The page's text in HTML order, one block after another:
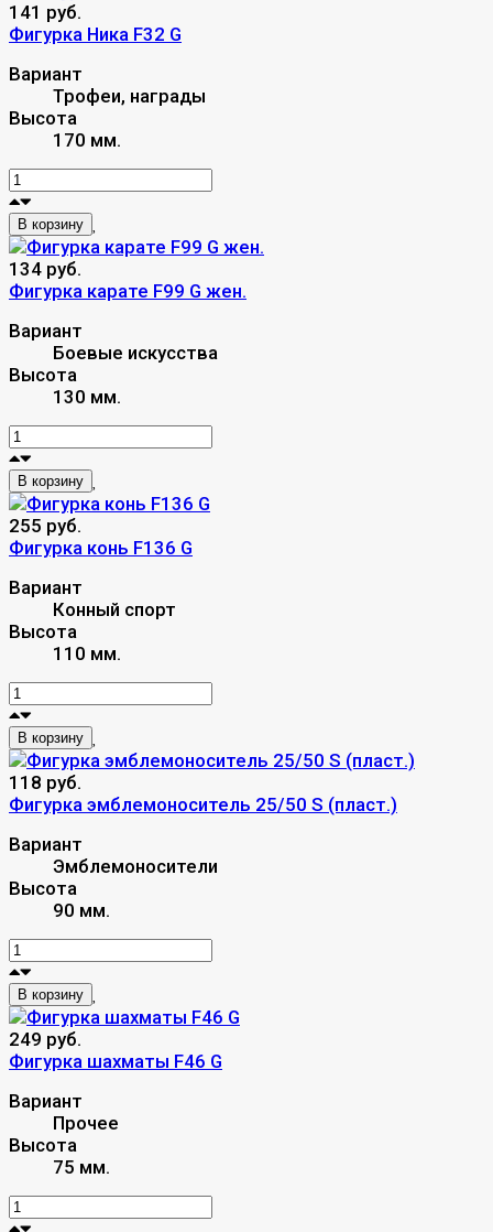
141 руб.
Фигурка Ника F32 G
Вариант
Трофеи, награды
Высота
170 мм.
В корзину
134 руб.
Фигурка карате F99 G жен.
Вариант
Боевые искусства
Высота
130 мм.
В корзину
255 руб.
Фигурка конь F136 G
Вариант
Конный спорт
Высота
110 мм.
В корзину
118 руб.
Фигурка эмблемоноситель 25/50 S (пласт.)
Вариант
Эмблемоносители
Высота
90 мм.
В корзину
249 руб.
Фигурка шахматы F46 G
Вариант
Прочее
Высота
75 мм.